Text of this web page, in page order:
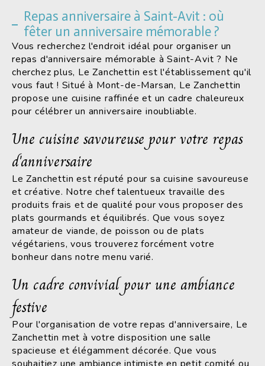
Repas anniversaire à Saint-Avit : où
fêter un anniversaire mémorable ?
Vous recherchez l'endroit idéal pour organiser un
repas d'anniversaire mémorable à Saint-Avit ? Ne
cherchez plus, Le Zanchettin est l'établissement qu'il
vous faut ! Situé à Mont-de-Marsan, Le Zanchettin
propose une cuisine raffinée et un cadre chaleureux
pour célébrer un anniversaire inoubliable.
Une cuisine savoureuse pour votre repas
d'anniversaire
Le Zanchettin est réputé pour sa cuisine savoureuse
et créative. Notre chef talentueux travaille des
produits frais et de qualité pour vous proposer des
plats gourmands et équilibrés. Que vous soyez
amateur de viande, de poisson ou de plats
végétariens, vous trouverez forcément votre
bonheur dans notre menu varié.
Un cadre convivial pour une ambiance
festive
Pour l'organisation de votre repas d'anniversaire, Le
Zanchettin met à votre disposition une salle
spacieuse et élégamment décorée. Que vous
souhaitiez une ambiance intimiste en petit comité ou